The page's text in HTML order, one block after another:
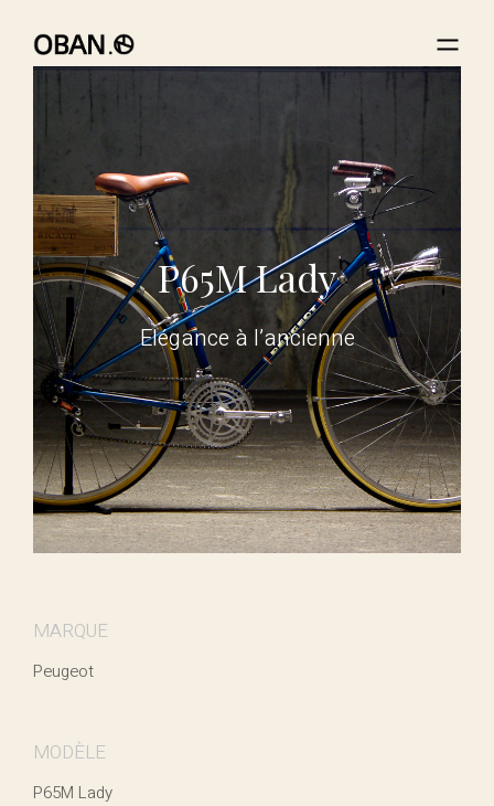
P65M Lady
Elégance à l’ancienne
MARQUE
Peugeot
MODÈLE
P65M Lady